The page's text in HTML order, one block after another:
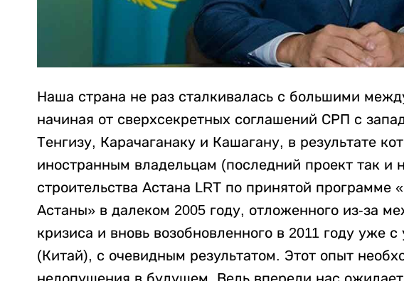
Наша страна не раз сталкивалась с большими
начиная от сверхсекретных соглашений СРП с
Тенгизу, Карачаганаку и Кашагану, в результате
иностранным владельцам (последний проект так и
строительства Астана LRT по принятой программе
Астаны» в далеком 2005 году, отложенного из-за
кризиса и вновь возобновленного в 2011 году уже
(Китай), с очевидным результатом. Этот опыт